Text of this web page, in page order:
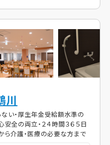
川
い・厚生年金受給額水準の
全の両立・２４時間３６５日
ら介護・医療の必要な方まで